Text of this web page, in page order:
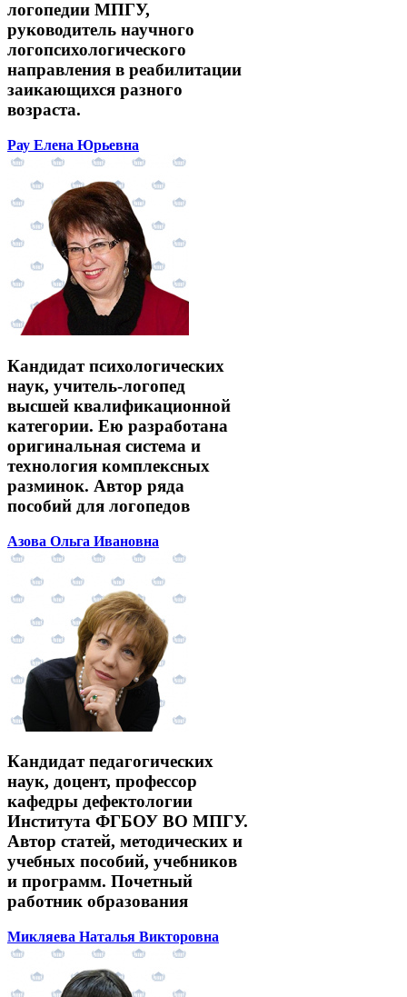
логопедии МПГУ,
руководитель научного
логопсихологического
направления в реабилитации
заикающихся разного
возраста.
Рау Елена Юрьевна
Кандидат психологических
наук, учитель-логопед
высшей квалификационной
категории. Ею разработана
оригинальная система и
технология комплексных
разминок. Автор ряда
пособий для логопедов
Азова Ольга Ивановна
Кандидат педагогических
наук, доцент, профессор
кафедры дефектологии
Института ФГБОУ ВО МПГУ.
Автор статей, методических и
учебных пособий, учебников
и программ. Почетный
работник образования
Микляева Наталья Викторовна